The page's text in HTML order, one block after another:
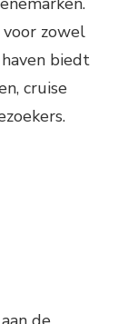
zowel
biedt
cruise